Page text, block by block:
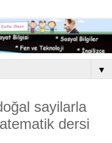
▼
sayilarla
dersi